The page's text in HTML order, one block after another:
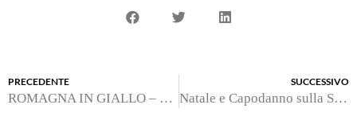
PRECEDENTE
ROMAGNA IN GIALLO – Eredità contesa
SUCCESSIVO
Natale e Capodanno sulla Strada della Romagna